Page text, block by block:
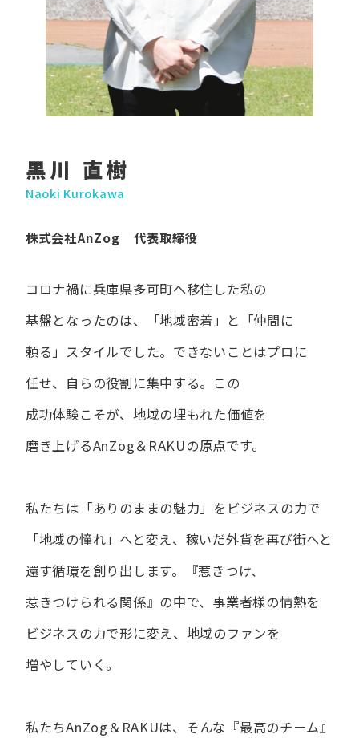
黒川 直樹
Naoki Kurokawa
株式会社AnZog 代表取締役
コロナ禍に​兵庫県多可町へ​移住した​私の​
基盤となったのは、
「地域密着」と​「仲間に​
頼る」スタイルでした。 できない​ことは​プロに​
任せ、​自らの​役割に​集中する。 この​
成功体験こそが、​地域の​埋もれた​価値を​
磨き上げる​AnZog＆RAKUの​原点です。
私たちは​「ありの​ままの​魅力」を​ビジネスの​力で​
「地域の​憧れ」へと​変え、 稼いだ外貨を​再び街へと​
還す循環を​創り出します。
『惹きつけ、​
惹きつけられる​関係』の​中で、​事業者様の​情熱を​
ビジネスの​力で​形に​変え、 地域の​ファンを​
増やしていく。
私たちAnZog＆RAKUは、​そんな​『最高の​チーム』